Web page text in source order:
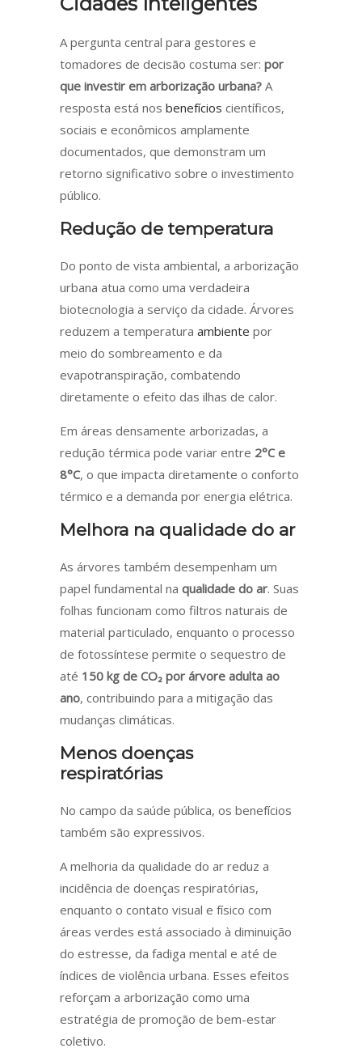
A pergunta central para gestores e
tomadores de decisão costuma ser: por
que investir em arborização urbana? A
resposta está nos benefícios científicos,
sociais e econômicos amplamente
documentados, que demonstram um
retorno significativo sobre o investimento
público.
Redução de temperatura
Do ponto de vista ambiental, a arborização
urbana atua como uma verdadeira
biotecnologia a serviço da cidade. Árvores
reduzem a temperatura ambiente por
meio do sombreamento e da
evapotranspiração, combatendo
diretamente o efeito das ilhas de calor.
Em áreas densamente arborizadas, a
redução térmica pode variar entre 2°C e
8°C, o que impacta diretamente o conforto
térmico e a demanda por energia elétrica.
Melhora na qualidade do ar
As árvores também desempenham um
papel fundamental na qualidade do ar. Suas
folhas funcionam como filtros naturais de
material particulado, enquanto o processo
de fotossíntese permite o sequestro de
até 150 kg de CO₂ por árvore adulta ao
ano, contribuindo para a mitigação das
mudanças climáticas.
Menos doenças
respiratórias
No campo da saúde pública, os benefícios
também são expressivos.
A melhoria da qualidade do ar reduz a
incidência de doenças respiratórias,
enquanto o contato visual e físico com
áreas verdes está associado à diminuição
do estresse, da fadiga mental e até de
índices de violência urbana. Esses efeitos
reforçam a arborização como uma
estratégia de promoção de bem-estar
coletivo.